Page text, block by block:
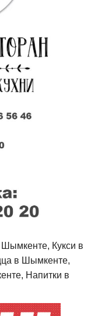
Кукси в
в Шымкенте,
Напитки в